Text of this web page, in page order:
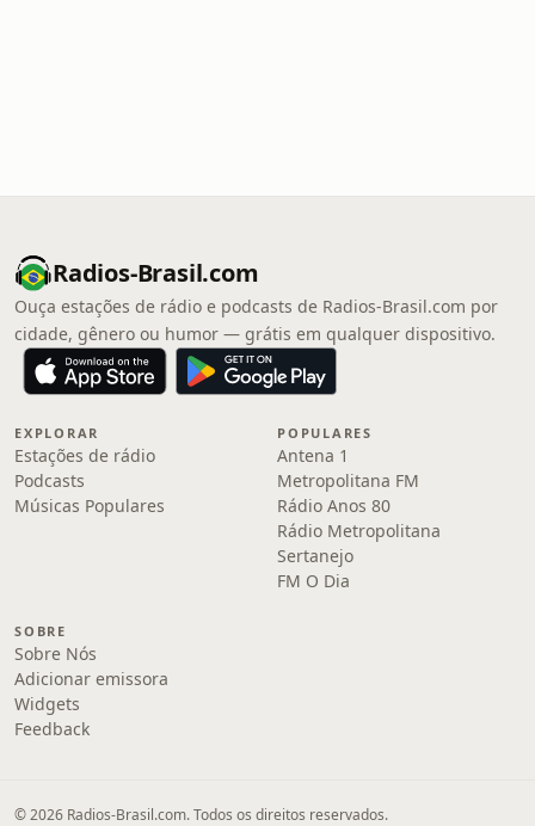
Radios-Brasil.com
Ouça estações de rádio e podcasts de Radios-Brasil.com por
cidade, gênero ou humor — grátis em qualquer dispositivo.
EXPLORAR
Estações de rádio
Podcasts
Músicas Populares
POPULARES
Antena 1
Metropolitana FM
Rádio Anos 80
Rádio Metropolitana
Sertanejo
FM O Dia
SOBRE
Sobre Nós
Adicionar emissora
Widgets
Feedback
© 2026 Radios-Brasil.com. Todos os direitos reservados.